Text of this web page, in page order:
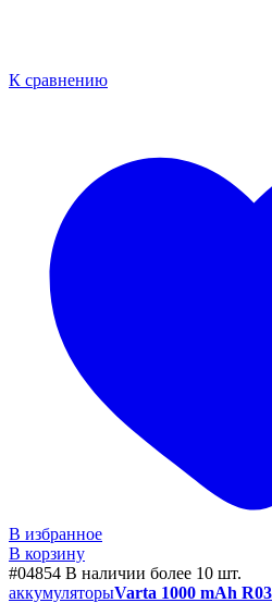
К сравнению
В избранное
В корзину
#04854 В наличии более 10 шт.
аккумуляторыVarta 1000 mAh